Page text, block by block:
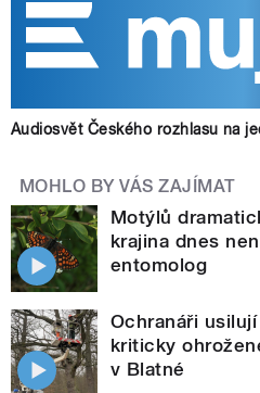
Audiosvět Českého rozhlasu na
MOHLO BY VÁS ZAJÍMAT
Motýlů
krajina dnes
entomolog
Ochranáři
kriticky
v Blatné